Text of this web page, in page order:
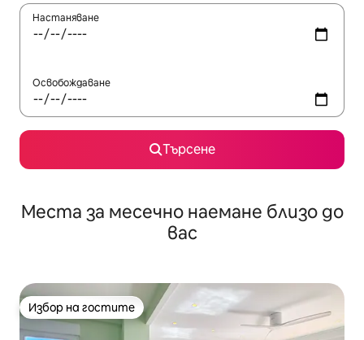
Настаняване
Освобождаване
Търсене
Места за месечно наемане близо до
вас
Избор на гостите
Избор на гостите